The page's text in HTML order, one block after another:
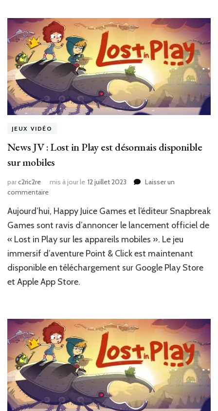
JEUX VIDÉO
News JV : Lost in Play est désormais disponible
sur mobiles
parc2ric2re mis à jour le 12 juillet 2023
Laisser un
commentairesur
JV
:
in
Play
désormais
disponible
Aujourd’hui, Happy Juice Games et l’éditeur Snapbreak
Games sont ravis d’annoncer le lancement officiel de
« Lost in Play sur les appareils mobiles ». Le jeu
immersif d’aventure Point & Click est maintenant
disponible en téléchargement sur Google Play Store
et Apple App Store.